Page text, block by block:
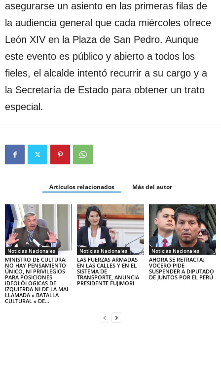
asegurarse un asiento en las primeras filas de
la audiencia general que cada miércoles ofrece
León XIV en la Plaza de San Pedro. Aunque
este evento es público y abierto a todos los
fieles, el alcalde intentó recurrir a su cargo y a
la Secretaría de Estado para obtener un trato
especial.
Artículos relacionados Más del autor
Noticias Nacionales
MINISTRO DE CULTURA:
NO HAY PENSAMIENTO
ÚNICO, NI PRIVILEGIOS
PARA POSICIONES
IDEOLÓLOGICAS DE
IZQUIERDA NI DE LA MAL
LLAMADA » BATALLA
CULTURAL » DE...
Noticias Nacionales
LAS FUERZAS ARMADAS
EN LAS CALLES Y EN EL
SISTEMA DE
TRANSPORTE, ANUNCIA
PRESIDENTE FUJIMORI
Noticias Nacionales
AHORA SE RETRACTA:
VOCERO PIDE
SUSPENDER A DIPUTADO
DE JUNTOS POR EL PERÚ